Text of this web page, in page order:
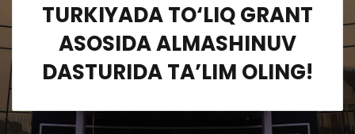
TURKIYADA TO‘LIQ GRANT
ASOSIDA ALMASHINUV
DASTURIDA TA’LIM OLING!